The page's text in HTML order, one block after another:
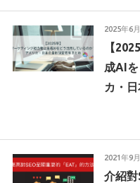
2025年6
【
成AI
カ・
2021年9
介紹對